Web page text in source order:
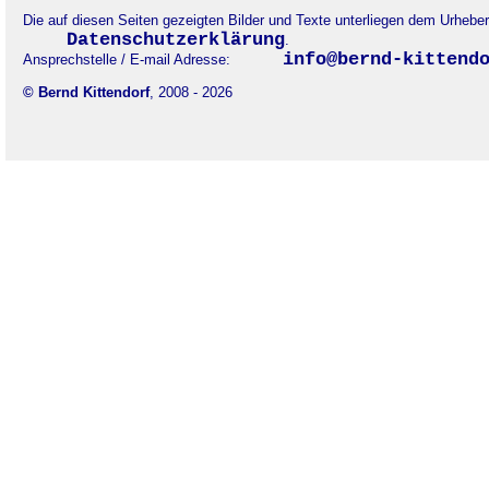
Die auf diesen Seiten gezeigten Bilder und Texte unterliegen dem
Datenschutzerklärung.
Ansprechstelle / E-mail Adresse:
info@bernd-
© Bernd Kittendorf, 2008 - 2026